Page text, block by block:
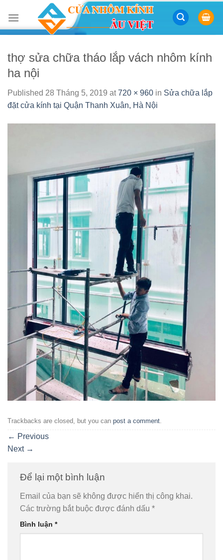
content
thợ sửa chữa tháo lắp vách nhôm kính
ha nội
Published 28 Tháng 5, 2019 at720 × 960 in Sửa chữa lắp
đặt cửa kính tại Quận Thanh Xuân, Hà Nội
Trackbacks are closed, but you can post a comment
← Previous
Next →
Để lại một bình luận
Email của bạn sẽ không được hiển thị công khai.
Các trường bắt buộc được đánh dấu *
Bình luận *